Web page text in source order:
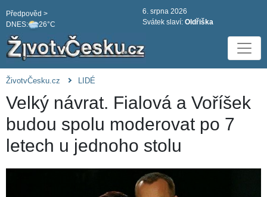
DNES: 26°C
Předpověd >
6. srpna 2026
Svátek slaví: Oldřiška
ŽivotvČesku.cz LIDÉ
Velký návrat. Fialová a Voříšek
budou spolu moderovat po 7
letech u jednoho stolu